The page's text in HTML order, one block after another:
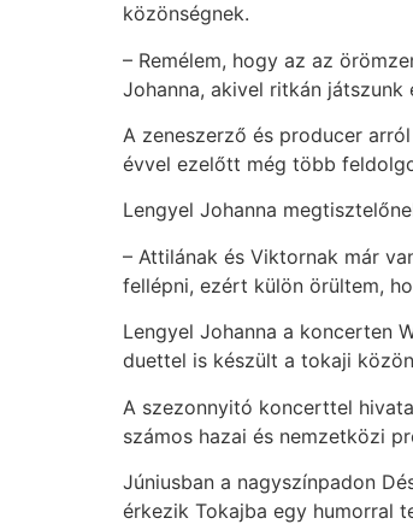
közönségnek.
– Remélem, hogy az az
Johanna, akivel ritkán
A zeneszerző és producer
évvel ezelőtt még több
Lengyel Johanna
– Attilának és Viktornak már
fellépni, ezért külön örültem,
Lengyel Johanna a koncerten
duettel is készült a tokaji
A szezonnyitó koncerttel
számos hazai és nemzetközi
Júniusban a nagyszínpadon
érkezik Tokajba egy humorral